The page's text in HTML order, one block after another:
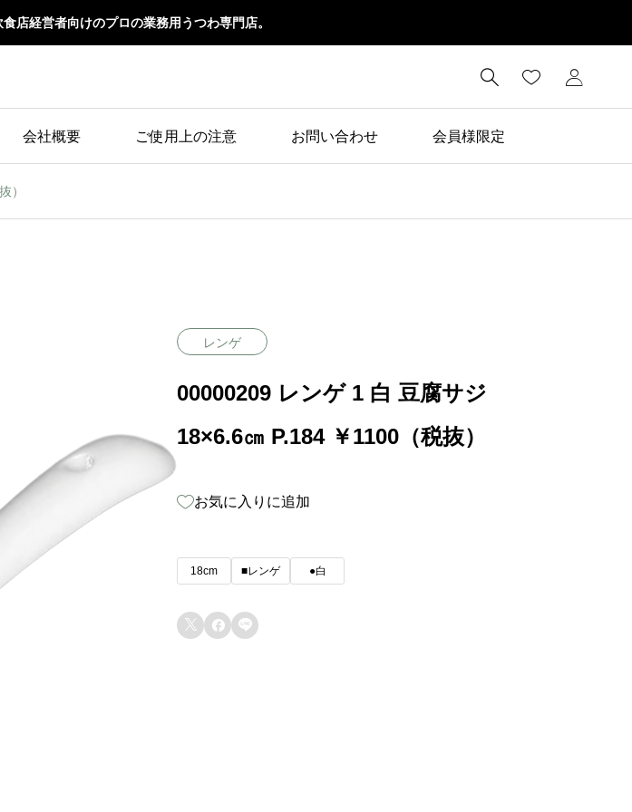
店経営者向けのプロの業務用うつわ専門店。

会社概要 ご使用上の注意 お問い合わせ 会員様限定
）
レンゲ
00000209 レンゲ 1 白 豆腐サジ
18×6.6㎝ P.184 ￥1100（税抜）
お気に入りに追加
18cm ■レンゲ ●白
  